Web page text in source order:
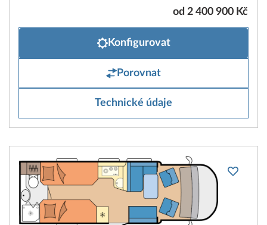
od 2 400 900 Kč
Konfigurovat
Porovnat
Technické údaje